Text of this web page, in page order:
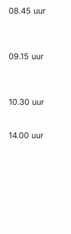
08.45 uur
09.15 uur
10.30 uur
14.00 uur